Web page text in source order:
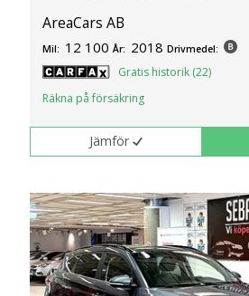
AreaCars AB
Mil: 12 100 År: 2018 Drivmedel:
Gratis historik (22)
Räkna på försäkring
Jämför